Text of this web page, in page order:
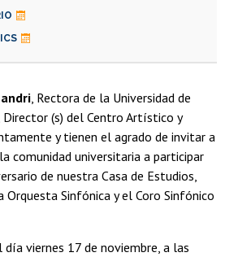
, Rectora de la Universidad de
Director (s) del Centro Artístico y
y tienen el agrado de invitar a
comunidad universitaria a participar
de nuestra Casa de Estudios,
Sinfónica y el Coro Sinfónico
viernes 17 de noviembre, a las